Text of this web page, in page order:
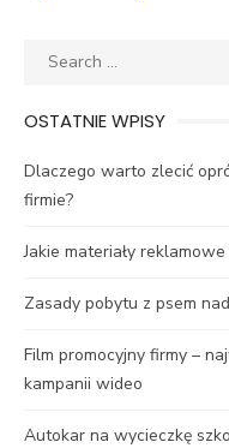
Search
OSTATNIE WPISY
Dlaczego warto zlecić
firmie?
Jakie materiały
Zasady pobytu z psem
Film promocyjny firmy –
kampanii wideo
Autokar na wycieczkę